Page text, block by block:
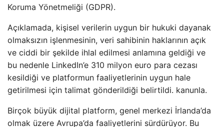
Koruma Yönetmeliği (GDPR).
Açıklamada, kişisel verilerin uygun bir hukuki dayanak
olmaksızın işlenmesinin, veri sahibinin haklarının açık
ve ciddi bir şekilde ihlal edilmesi anlamına geldiği ve
bu nedenle LinkedIn’e 310 milyon euro para cezası
kesildiği ve platformun faaliyetlerinin uygun hale
getirilmesi için talimat gönderildiği belirtildi. kanunla.
Birçok büyük dijital platform, genel merkezi İrlanda’da
olmak üzere Avrupa’da faaliyetlerini sürdürüyor. Bu